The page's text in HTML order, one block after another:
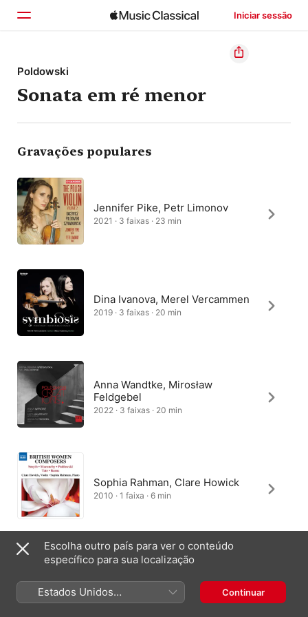
Iniciar sessão
Início
Explorar
Buscar
Poldowski
Sonata em ré menor
Gravações populares
Jennifer Pike, Petr Limonov
2021 · 3 faixas · 23 min
Dina Ivanova, Merel Vercammen
2019 · 3 faixas · 20 min
Anna Wandtke, Mirosław
Feldgebel
2022 · 3 faixas · 20 min
Sophia Rahman, Clare Howick
2010 · 1 faixa · 6 min
2017 · 1 faixa · 6 min
Escolha outro país para ver o conteúdo
específico para sua localização
Estados Unidos
(Português Brasil)
Continuar